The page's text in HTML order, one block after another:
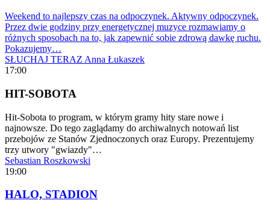
Weekend to najlepszy czas na odpoczynek. Aktywny odpoczynek.
Przez dwie godziny przy energetycznej muzyce rozmawiamy o
różnych sposobach na to, jak zapewnić sobie zdrową dawkę ruchu.
Pokazujemy…
SŁUCHAJ TERAZ Anna Łukaszek
17:00
HIT-SOBOTA
Hit-Sobota to program, w którym gramy hity stare nowe i
najnowsze. Do tego zaglądamy do archiwalnych notowań list
przebojów ze Stanów Zjednoczonych oraz Europy. Prezentujemy
trzy utwory "gwiazdy"…
Sebastian Roszkowski
19:00
HALO, STADION